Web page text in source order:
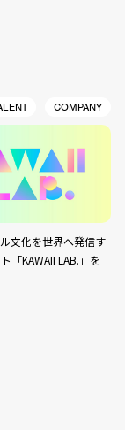
COMPANY
文化を世界へ発信す
「KAWAII LAB.」を